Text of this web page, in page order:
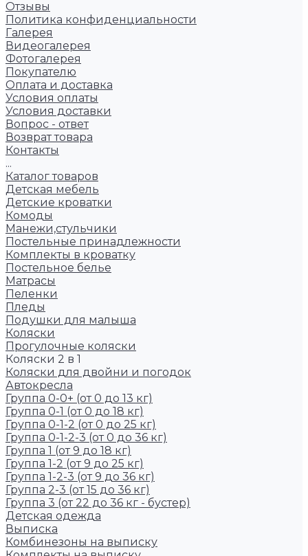
Отзывы
Политика конфиденциальности
Галерея
Видеогалерея
Фотогалерея
Покупателю
Оплата и доставка
Условия оплаты
Условия доставки
Вопрос - ответ
Возврат товара
Контакты
...
Каталог товаров
Детская мебель
Детские кроватки
Комоды
Манежи,стульчики
Постельные принадлежности
Комплекты в кроватку
Постельное белье
Матрасы
Пеленки
Пледы
Подушки для малыша
Коляски
Прогулочные коляски
Коляски 2 в 1
Коляски для двойни и погодок
Автокресла
Группа 0-0+ (от 0 до 13 кг)
Группа 0-1 (от 0 до 18 кг)
Группа 0-1-2 (от 0 до 25 кг)
Группа 0-1-2-3 (от 0 до 36 кг)
Группа 1 (от 9 до 18 кг)
Группа 1-2 (от 9 до 25 кг)
Группа 1-2-3 (от 9 до 36 кг)
Группа 2-3 (от 15 до 36 кг)
Группа 3 (от 22 до 36 кг - бустер)
Детская одежда
Выписка
Комбинезоны на выписку